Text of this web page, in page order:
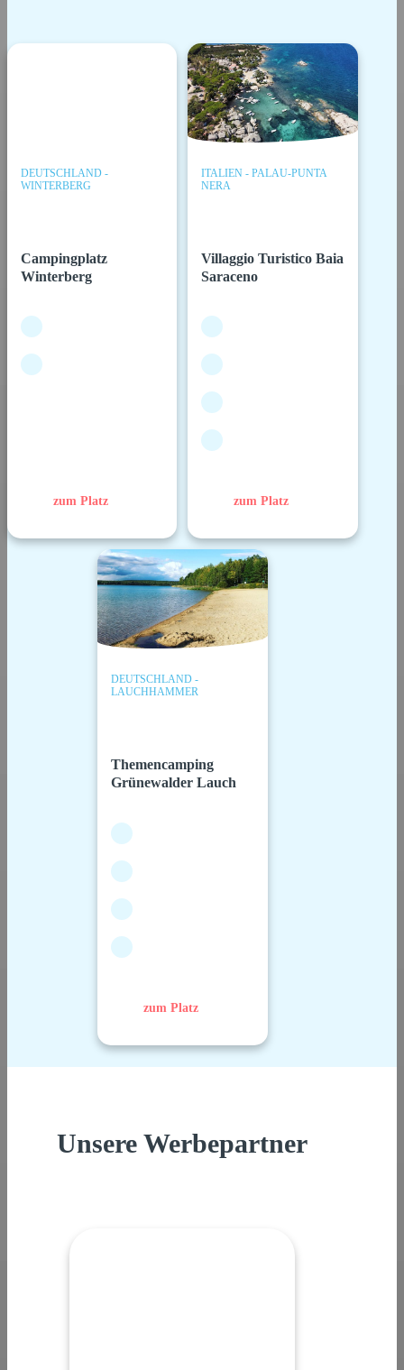
DEUTSCHLAND -
WINTERBERG
Campingplatz
Winterberg
zum Platz
ITALIEN - PALAU-PUNTA
NERA
Villaggio Turistico Baia
Saraceno
zum Platz
DEUTSCHLAND -
LAUCHHAMMER
Themencamping
Grünewalder Lauch
zum Platz
Unsere Werbepartner